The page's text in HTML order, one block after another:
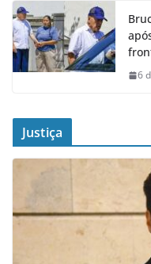
6
Justiça